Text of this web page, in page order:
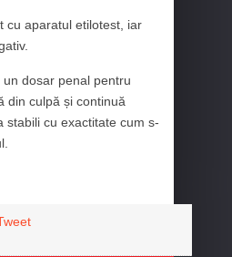
cu aparatul etilotest, iar
un dosar penal pentru
din culpă și continuă
stabili cu exactitate cum s-